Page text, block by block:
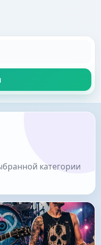
категории